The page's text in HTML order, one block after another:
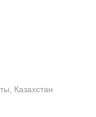
Казахстан